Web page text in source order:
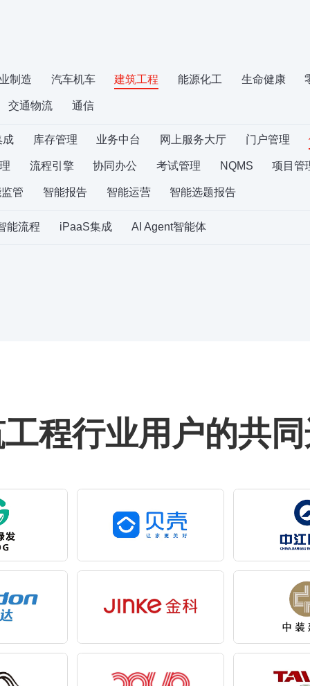
制造 汽车机车 建筑工程 能源化工 生命健康
交通物流 通信
成 库存管理 业务中台 网上服务大厅 门户管理
流程引擎 协同办公 考试管理 NQMS 项目管
管 智能报告 智能运营 智能选题报告
能流程 iPaaS集成 AI Agent智能体
程行业用户的共